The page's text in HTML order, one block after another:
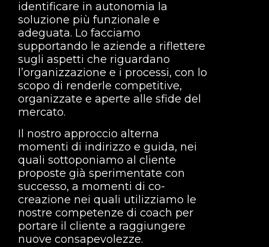
identificare in autonomia la
soluzione più funzionale e
adeguata. Lo facciamo
supportando le aziende a riflettere
sugli aspetti che riguardano
l’organizzazione e i processi, con lo
scopo di renderle competitive,
organizzate e aperte alle sfide del
mercato.
Il nostro approccio alterna
momenti di indirizzo e guida, nei
quali sottoponiamo al cliente
proposte già sperimentate con
successo, a momenti di co-
creazione nei quali utilizziamo le
nostre competenze di coach per
portare il cliente a raggiungere
nuove consapevolezze.